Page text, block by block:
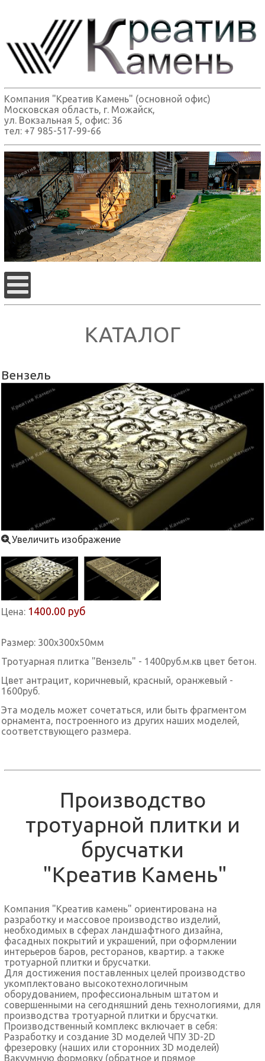
Компания "Креатив Камень" (основной офис)
Московская область, г. Можайск,
ул. Вокзальная 5, офис: 36
тел: +7 985-517-99-66
КАТАЛОГ
Вензель
Увеличить изображение
Цена: 1400.00 руб
Размер: 300x300x50мм
Тротуарная плитка "Вензель" - 1400руб.м.кв цвет бетон.
Цвет антрацит, коричневый, красный, оранжевый -
1600руб.
Эта модель может сочетаться, или быть фрагментом
орнамента, построенного из других наших моделей,
соответствующего размера.
Производство
тротуарной плитки и
брусчатки
"Креатив Камень"
Компания "Креатив камень" ориентирована на
разработку и массовое производство изделий,
необходимых в сферах ландшафтного дизайна,
фасадных покрытий и украшений, при оформлении
интерьеров баров, ресторанов, квартир. а также
тротуарной плитки и брусчатки.
Для достижения поставленных целей производство
укомплектовано высокотехнологичным
оборудованием, профессиональным штатом и
совершенными на сегодняшний день технологиями, для
производства тротуарной плитки и брусчатки.
Производственный комплекс включает в себя:
Разработку и создание 3D моделей ЧПУ 3D-2D
фрезеровку (наших или сторонних 3D моделей)
Вакуумную формовку (обратное и прямое